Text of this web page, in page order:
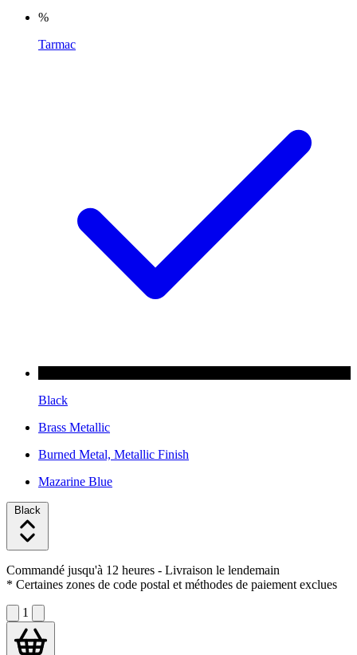
%
Tarmac
Black
Brass Metallic
Burned Metal, Metallic Finish
Mazarine Blue
Black
Commandé jusqu'à 12 heures - Livraison le lendemain
* Certaines zones de code postal et méthodes de paiement exclues
1